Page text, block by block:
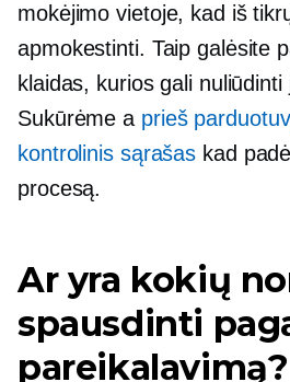
mokėjimo vietoje, kad iš
apmokestinti. Taip galėsite
klaidas, kurios gali nuliūdinti
Sukūrėme a prieš
kontrolinis sąrašas kad
procesą.
Ar yra kokių
spausdinti
pareikalavimą?